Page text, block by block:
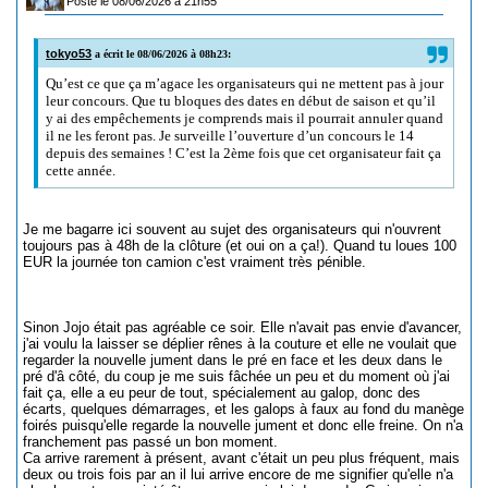
tokyo53 a écrit le 08/06/2026 à 08h23:
Qu’est ce que ça m’agace les organisateurs qui ne mettent pas à jour
leur concours. Que tu bloques des dates en début de saison et qu’il
y ai des empêchements je comprends mais il pourrait annuler quand
il ne les feront pas. Je surveille l’ouverture d’un concours le 14
depuis des semaines ! C’est la 2ème fois que cet organisateur fait ça
cette année.
Je me bagarre ici souvent au sujet des organisateurs qui n'ouvrent
toujours pas à 48h de la clôture (et oui on a ça!). Quand tu loues 100
EUR la journée ton camion c'est vraiment très pénible.
Sinon Jojo était pas agréable ce soir. Elle n'avait pas envie d'avancer,
j'ai voulu la laisser se déplier rênes à la couture et elle ne voulait que
regarder la nouvelle jument dans le pré en face et les deux dans le
pré d'â côté, du coup je me suis fâchée un peu et du moment où j'ai
fait ça, elle a eu peur de tout, spécialement au galop, donc des
écarts, quelques démarrages, et les galops à faux au fond du manège
foirés puisqu'elle regarde la nouvelle jument et donc elle freine. On n'a
franchement pas passé un bon moment.
Ca arrive rarement à présent, avant c'était un peu plus fréquent, mais
deux ou trois fois par an il lui arrive encore de me signifier qu'elle n'a